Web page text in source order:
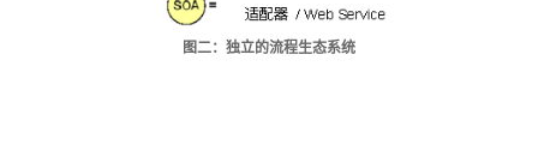
图二：独立的流程生态系统